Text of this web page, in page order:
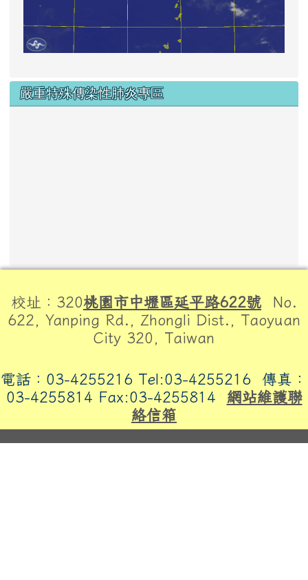
嚴重特殊傳染性肺炎專區
校址：320桃園市中壢區延平路622號 No.
622, Yanping Rd., Zhongli Dist., Taoyuan
City 320, Taiwan
電話：03-4255216 Tel:03-4255216 傳真：
03-4255814 Fax:03-4255814 網站維護聯
絡信箱